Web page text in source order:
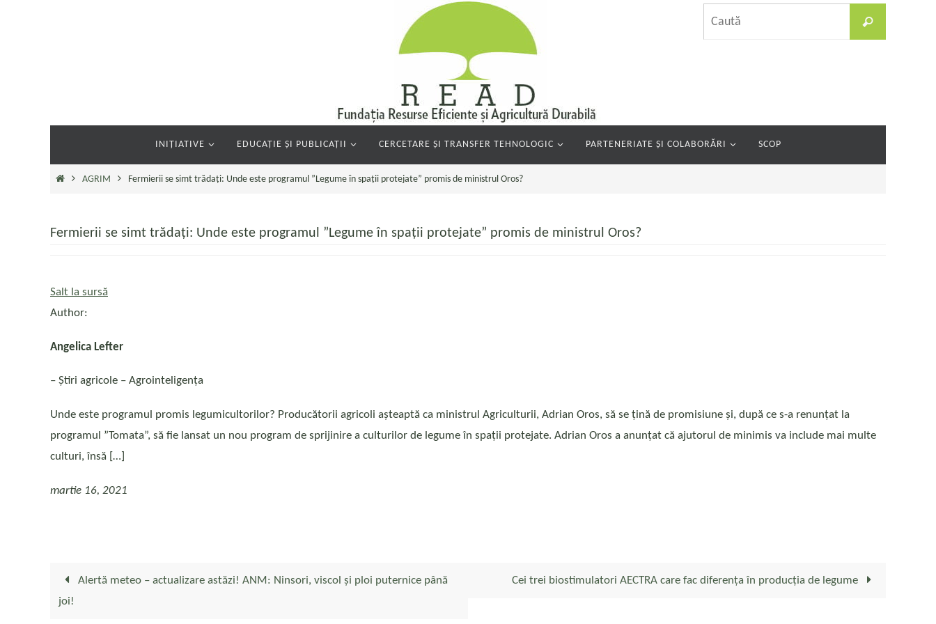
Caută
INIȚIATIVE EDUCAȚIE ȘI PUBLICAȚII CERCETARE ȘI TRANSFER TEHNOLOGIC PARTENERIATE ȘI COLABORĂRI SCOP
PrimaAGRIM Fermierii se simt trădați: Unde este programul ”Legume în spații protejate” promis de ministrul Oros?
Fermierii se simt trădați: Unde este programul ”Legume în spații protejate” promis de ministrul Oros?
Salt la sursă
Author:
Angelica Lefter
– Ştiri agricole – Agrointeligența
Unde este programul promis legumicultorilor? Producătorii agricoli așteaptă ca ministrul Agriculturii, Adrian Oros, să se țină de promisiune și, după ce s-a renunțat la
programul ”Tomata”, să fie lansat un nou program de sprijinire a culturilor de legume în spații protejate. Adrian Oros a anunțat că ajutorul de minimis va include mai multe
culturi, însă […]
martie 16, 2021
Alertă meteo – actualizare astăzi! ANM: Ninsori, viscol și ploi puternice până
joi!
Cei trei biostimulatori AECTRA care fac diferența în producția de legume